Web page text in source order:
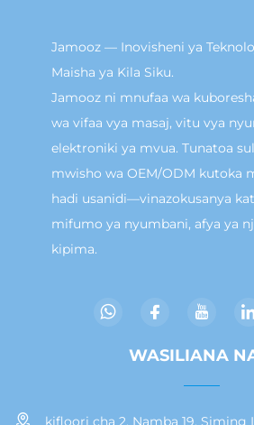
Jamooz — Inovisheni ya
Maisha ya Kila Siku.
Jamooz ni mnufaa wa
wa vifaa vya masaj, vitu vya
elektroniki ya mvua. Tunatoa
mwisho wa OEM/ODM kutoka
hadi usanidi—vinazokusanya
mifumo ya nyumbani, afya ya
kipima.
WASILIANA
kifloori cha 2, Namba 19, Siming